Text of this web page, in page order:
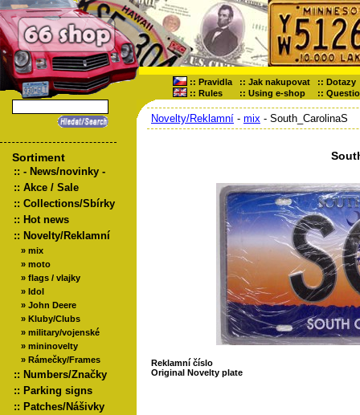
:: Pravidla :: Jak nakupovat :: Dotazy
:: Rules :: Using e-shop ::
Sortiment
:: - News/novinky -
:: Akce / Sale
:: Collections/Sbírky
:: Hot news
:: Novelty/Reklamní
» mix
» moto
» flags / vlajky
» Idol
» John Deere
» Kluby/Clubs
» military/vojenské
» mininovelty
» Rámečky/Frames
:: Numbers/Značky
:: Parking signs
:: Patches/Nášivky
Novelty/Reklamní - mix - South_CarolinaS
Reklamní číslo
Original Novelty plate